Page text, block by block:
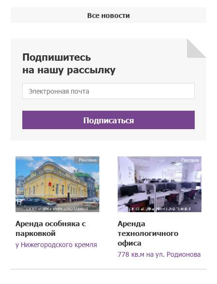
Все новости
Подпишитесь
на нашу рассылку
Подписаться
Аренда особняка с
парковкой
у Нижегородского кремля
Аренда
технологичного
офиса
778 кв.м на ул. Родионова